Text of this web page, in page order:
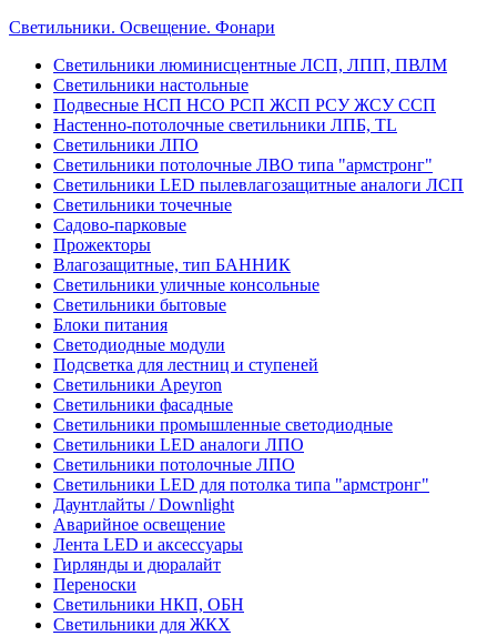
Светильники. Освещение. Фонари
Светильники люминисцентные ЛСП, ЛПП, ПВЛМ
Светильники настольные
Подвесные НСП НСО РСП ЖСП РСУ ЖСУ ССП
Настенно-потолочные светильники ЛПБ, TL
Светильники ЛПО
Светильники потолочные ЛВО типа "армстронг"
Светильники LED пылевлагозащитные аналоги ЛСП
Светильники точечные
Садово-парковые
Прожекторы
Влагозащитные, тип БАННИК
Светильники уличные консольные
Светильники бытовые
Блоки питания
Светодиодные модули
Подсветка для лестниц и ступеней
Светильники Apeyron
Светильники фасадные
Светильники промышленные светодиодные
Светильники LED аналоги ЛПО
Светильники потолочные ЛПО
Светильники LED для потолка типа "армстронг"
Даунтлайты / Downlight
Аварийное освещение
Лента LED и аксессуары
Гирлянды и дюралайт
Переноски
Светильники НКП, ОБН
Светильники для ЖКХ